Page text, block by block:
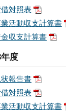
対照表
活動収支計算書
金収支計算書
度
報告書
対照表
活動収支計算書